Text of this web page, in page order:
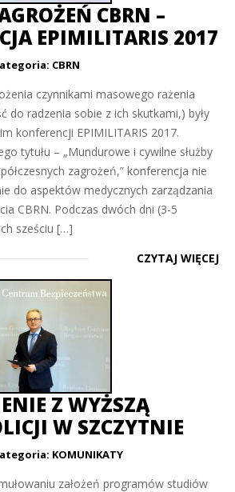
CBRN –
EPIMILITARIS 2017
CBRN
czynnikami masowego rażenia
do radzenia sobie z ich skutkami,) były
konferencji EPIMILITARIS 2017.
tytułu – „Mundurowe i cywilne służby
zagrożeń,” konferencja nie
do aspektów medycznych zarządzania
CBRN. Podczas dwóch dni (3-5
sześciu […]
CZYTAJ WIĘCEJ
Z WYŻSZĄ
W SZCZYTNIE
KOMUNIKATY
założeń programów studiów